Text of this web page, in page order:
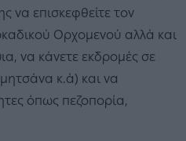
να επισκεφθείτε τον
Ορχομενού αλλά και
να κάνετε εκδρομές σε
κ.ά) και να
όπως πεζοπορία,